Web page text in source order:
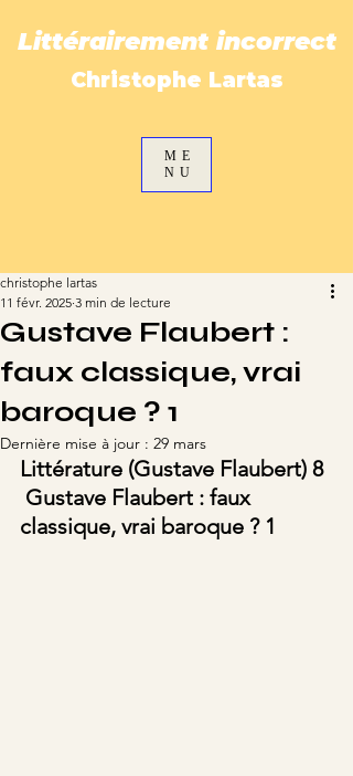
Littérairement incorrect
Christophe Lartas
ME
NU
Gustave Flaubert :
faux classique, vrai
baroque ? 1
christophe lartas
11 févr. 2025 3 min de lecture
Dernière mise à jour : 29 mars
Littérature (Gustave Flaubert) 8
Gustave Flaubert : faux
classique, vrai baroque ? 1